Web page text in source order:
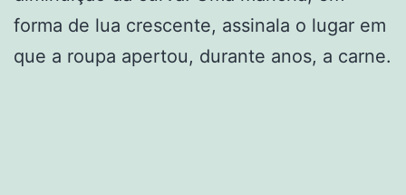
forma de lua crescente, assinala o lugar em
que a roupa apertou, durante anos, a carne.